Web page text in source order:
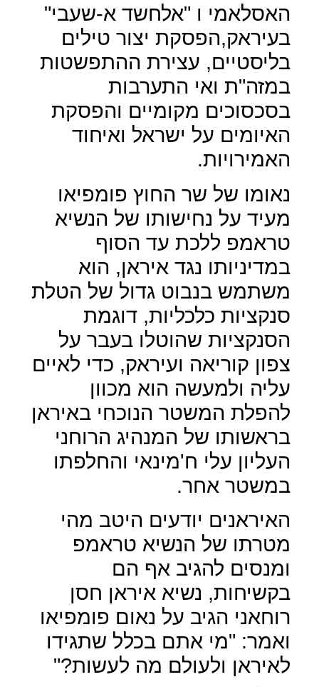
האסלאמי ו "אלחשד א-שעבי"
בעיראק,הפסקת יצור טילים
בליסטיים, עצירת ההתפשטות
במזה"ת ואי התערבות
בסכסוכים מקומיים והפסקת
האיומים על ישראל ואיחוד
האמירויות.
נאומו של שר החוץ פומפיאו
מעיד על נחישותו של הנשיא
טראמפ ללכת עד הסוף
במדיניותו נגד איראן, הוא
משתמש בנבוט גדול של הטלת
סנקציות כלכליות, דוגמת
הסנקציות שהוטלו בעבר על
צפון קוריאה ועיראק, כדי לאיים
עליה ולמעשה הוא מכוון
להפלת המשטר הנוכחי באיראן
בראשותו של המנהיג הרוחני
העליון עלי ח'מינאי והחלפתו
במשטר אחר.
האיראנים יודעים היטב מהי
מטרתו של הנשיא טראמפ
ומנסים להגיב אף הם
בקשיחות, נשיא איראן חסן
רוחאני הגיב על נאום פומפיאו
ואמר: "מי אתם בכלל שתגידו
לאיראן ולעולם מה לעשות?"